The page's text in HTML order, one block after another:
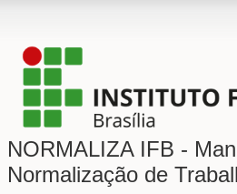
NORMALIZA IFB -
Normalização de